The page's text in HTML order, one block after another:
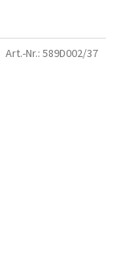
Art.-Nr.: 589D002/37